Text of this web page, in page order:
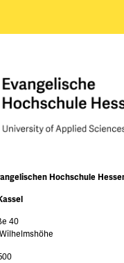
Hochschule
40